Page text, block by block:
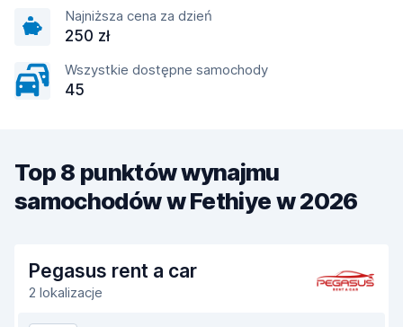
Najniższa cena za dzień
250 zł
Wszystkie dostępne samochody
45
Top 8 punktów wynajmu
samochodów w Fethiye w 2026
Pegasus rent a car
2 lokalizacje